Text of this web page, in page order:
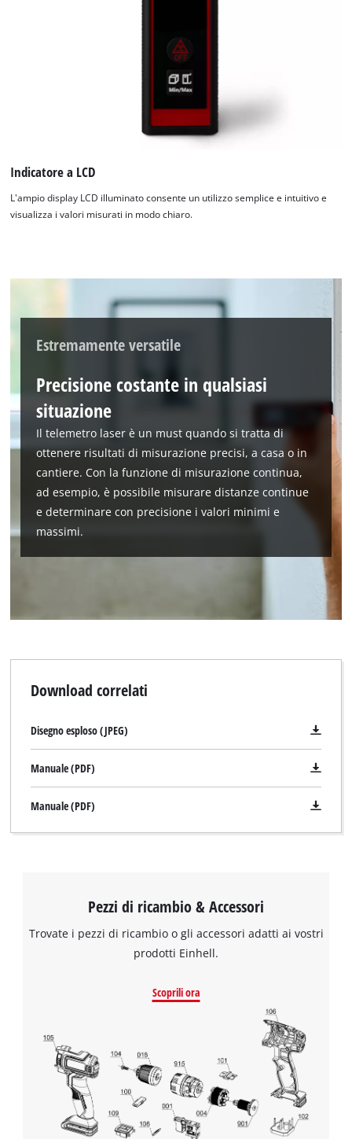
This content is not permitted to load due
to the list of technologies used.
Powered byUsercentrics Consent
Indicatore a LCD
L'ampio display LCD illuminato consente un utilizzo semplice e intuitivo e
visualizza i valori misurati in modo chiaro.
Estremamente versatile
Precisione costante in qualsiasi
situazione
Il telemetro laser è un must quando si tratta di
ottenere risultati di misurazione precisi, a casa o in
cantiere. Con la funzione di misurazione continua,
ad esempio, è possibile misurare distanze continue
e determinare con precisione i valori minimi e
massimi.
Download correlati
Disegno esploso (JPEG)
Manuale (PDF)
Manuale (PDF)
Pezzi di ricambio & Accessori
Trovate i pezzi di ricambio o gli accessori adatti ai vostri
prodotti Einhell.
Scoprili ora